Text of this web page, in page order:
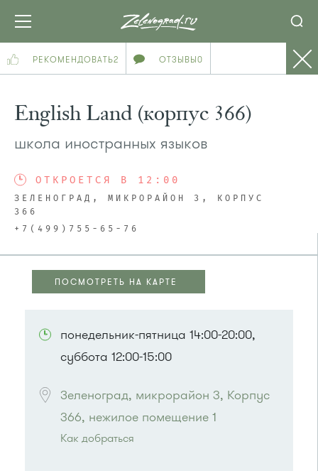
РЕКОМЕНДОВАТЬ2 ОТЗЫВЫ0
English Land (корпус 366)
школа иностранных языков
ОТКРОЕТСЯ В 12:00
ЗЕЛЕНОГРАД, МИКРОРАЙОН 3, КОРПУС
366
+7(499)755-65-76
ПОСМОТРЕТЬ НА КАРТЕ
понедельник-пятница 14:00-20:00,
суббота 12:00-15:00
Зеленоград, микрорайон 3, Корпус
366, нежилое помещение 1
Как добраться